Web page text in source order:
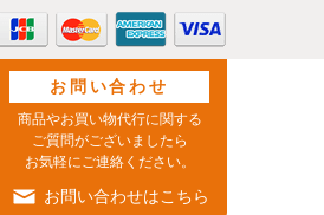
お問い合わせ
商品やお買い物代行に関する
ご質問がございましたら
お気軽にご連絡ください。
お問い合わせはこちら